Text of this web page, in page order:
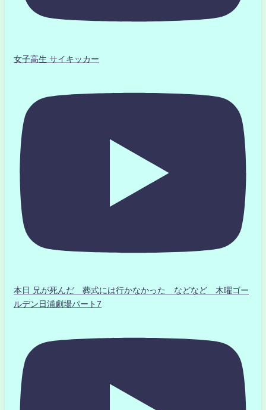
女子高生 サイキッカー
本日 兄が死んだ 葬式には行かなかった などなど 木曜ゴー
ルデン日浦劇場パート7